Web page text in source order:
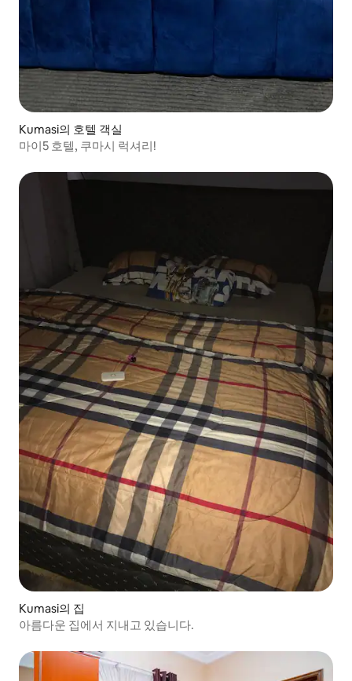
Kumasi의 호텔 객실
마이5 호텔, 쿠마시 럭셔리!
Kumasi의 집
아름다운 집에서 지내고 있습니다.